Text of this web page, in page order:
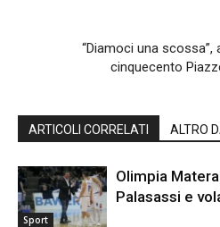
“Diamoci una
cinquecento
ARTICOLI CORRELATI ALTRO
Sport
Olimpia
Palasassi e